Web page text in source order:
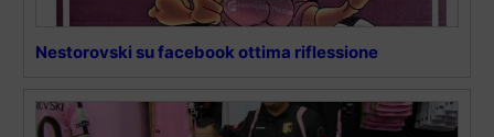
Nestorovski su facebook ottima riflessione